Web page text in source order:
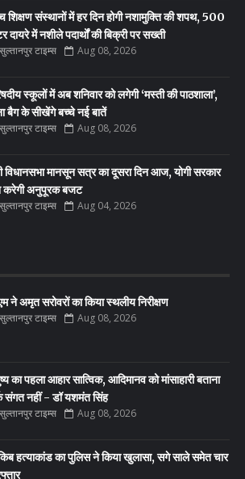
शिक्षण संस्थानों में हर दिन होगी नशामुक्ति की शपथ, 500
दायरे में नशीले पदार्थों की बिक्री पर सख्ती
सुल्तानपुर टाइम्स Aug 08, 2026
स्कूलों में अब शनिवार को लगेगी ‘मस्ती की पाठशाला’,
बैग के सीखेंगे बच्चे नई बातें
सुल्तानपुर टाइम्स Aug 08, 2026
विधानसभा मानसून सत्र का दूसरा दिन आज, योगी सरकार
करेगी अनुपूरक बजट
सुल्तानपुर टाइम्स Aug 04, 2026
ने अमृत सरोवरों का किया स्थलीय निरीक्षण
सुल्तानपुर टाइम्स Aug 08, 2026
का पहला आहार सात्विक, आदिमानव को मांसाहारी बताना
संगत नहीं - डॉ यशमंत सिंह
सुल्तानपुर टाइम्स Aug 08, 2026
हत्याकांड का पुलिस ने किया खुलासा, सगे साले समेत चार